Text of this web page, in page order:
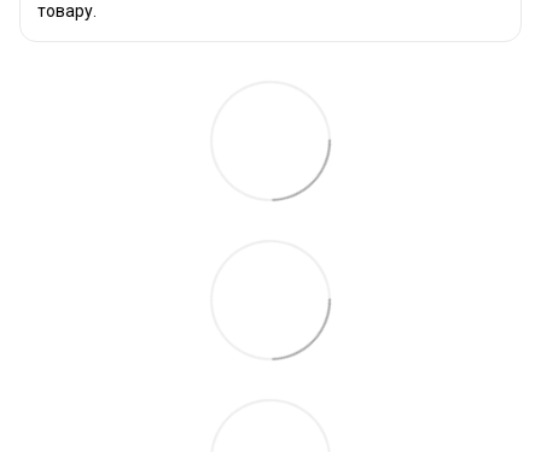
товару.